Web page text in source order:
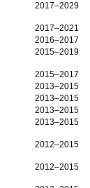
2017–2029
2017–2021
2016–2017
2015–2019
2015–2017
2013–2015
2013–2015
2013–2015
2013–2015
2012–2015
2012–2015